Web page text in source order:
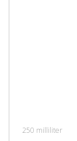
250 milliliter